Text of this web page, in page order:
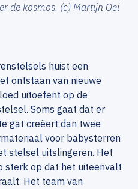
de kosmos. (c) Martijn Oei
huist een
ontstaan van nieuwe
uitoefent op de
Soms gaat dat er
gat creëert dan twee
voor babysterren
stelsel uitslingeren. Het
sterk op dat het uiteenvalt
Het team van